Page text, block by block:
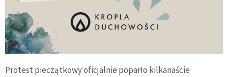
Protest pieczątkowy oficjalnie poparło kilkanaście